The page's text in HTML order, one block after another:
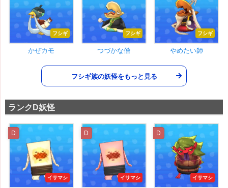
フシギ
かぜカモ
フシギ
つづかな僧
フシギ
やめたい師
フシギ族の妖怪をもっと見る
ランクD妖怪
D
イサマシ
D
イサマシ
D
イサマシ